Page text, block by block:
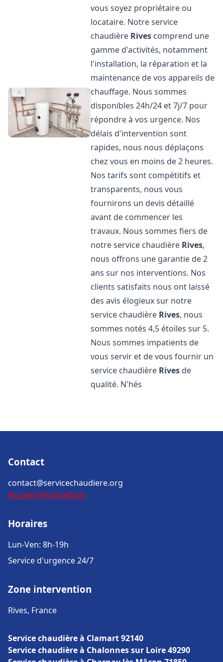
vous soyez propriétaire ou
locataire. Notre service
chaudière Rives comprend une
gamme d'activités, notamment
l'installation, la réparation et la
maintenance de vos appareils de
chauffage. Nous sommes
disponibles 24h/24 et 7j/7 pour
répondre à vos urgence. Nos
délais d'intervention sont
rapides, nous nous déplaçons
chez vous en moins de 2 heures.
Nos tarifs sont compétitifs et
transparents, nous vous
fournirons un devis détaillé
avant de commencer les
travaux. Nous sommes fiers de
notre service chaudière Rives,
nous offrons une garantie de 2
ans sur nos interventions. Nos
clients satisfaits nous ont laissé
des avis élogieux sur notre
service chaudière Rives, nous
sommes notés 4,5 étoiles sur 5.
Nous sommes impatients de
vous servir et de vous fournir un
service chaudière Rives de
qualité. N'hés
Contact
contact@servicechaudiere.org
Accueil Informations
Horaires
Lun-Ven: 8h-19h
Service d'urgence 24/7
Zone intervention
Rives, France
Service chaudière à Clamart 92140
Service chaudière à Chalonnes sur Loire 49290